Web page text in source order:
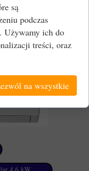
2 3,5 kW
są
podczas
Używamy ich do
treści, oraz
na wszystkie